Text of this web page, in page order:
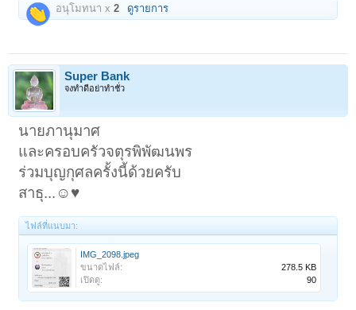
อนุโมทนา x2 ดูรายการ
Super Bank
จงทำดีอย่าทำชั่ว
นายภานุมาศ
และครอบครัวจตุรพิพัฒนพร
ร่วมบุญกุศลครั้งนี้ด้วยครับ
สาธุ...☺️♥️
ไฟล์ที่แนบมา:
IMG_2098.jpeg
ขนาดไฟล์:
278.5 KB
เปิดดู:
90